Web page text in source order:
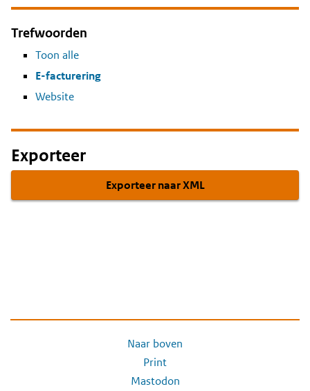
Trefwoorden
Toon alle
E-facturering
Website
Exporteer
Exporteer naar XML
Naar boven
Print
Mastodon